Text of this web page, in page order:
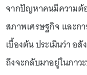
จากปัญหาคนมีความต้
สภาพเศรษฐกิจ และก
เบื้องต้น ประเมินว่า อ
ถึงจะกลับมาอยู่ในภาว